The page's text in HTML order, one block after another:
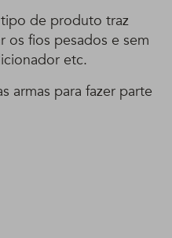
de produto traz
fios pesados e sem
etc.
armas para fazer parte